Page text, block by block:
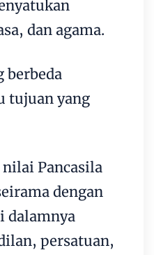
dan agama.
berbeda
tujuan yang
Pancasila
dengan
dalamnya
persatuan,